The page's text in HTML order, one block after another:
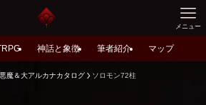
メニュー
神話と象徴 筆者紹介 マップ
魔＆大アルカナカタログ ソロモン72柱